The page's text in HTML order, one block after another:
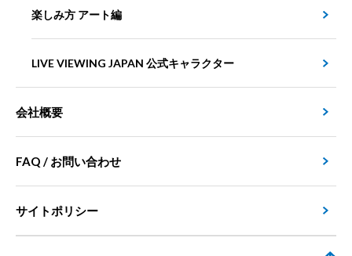
楽しみ方 アート編
LIVE VIEWING JAPAN 公式キャラクター
会社概要
FAQ / お問い合わせ
サイトポリシー